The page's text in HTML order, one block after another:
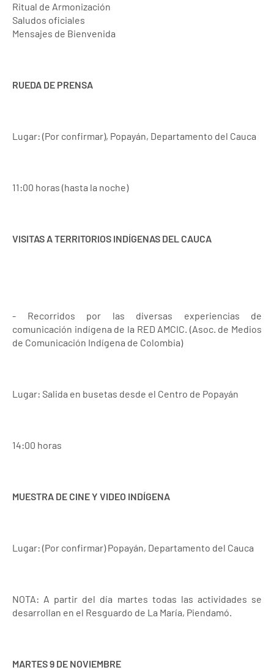
Ritual de Armonización
Saludos oficiales
Mensajes de Bienvenida
RUEDA DE PRENSA
Lugar: (Por confirmar), Popayán, Departamento del Cauca
11:00 horas (hasta la noche)
VISITAS A TERRITORIOS INDÍGENAS DEL CAUCA
- Recorridos por las diversas experiencias de
comunicación indígena de la RED AMCIC. (Asoc. de Medios
de Comunicación Indígena de Colombia)
Lugar: Salida en busetas desde el Centro de Popayán
14:00 horas
MUESTRA DE CINE Y VIDEO INDÍGENA
Lugar: (Por confirmar) Popayán, Departamento del Cauca
NOTA: A partir del día martes todas las actividades se
desarrollan en el Resguardo de La María, Piendamó.
MARTES 9 DE NOVIEMBRE